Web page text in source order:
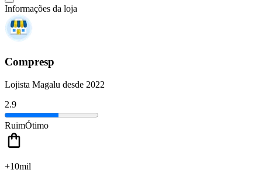
Informações da loja
Compresp
Lojista Magalu desde 2022
2.9
RuimÓtimo
+10mil